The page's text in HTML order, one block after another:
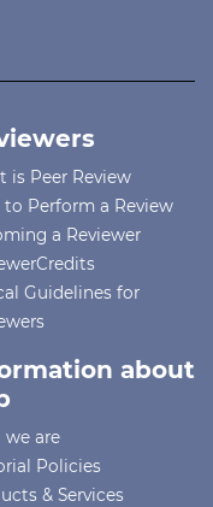
is Peer Review
to Perform a Review
a Reviewer
Guidelines for
about
we are
Policies
& Services